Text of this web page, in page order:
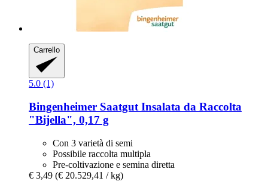
Carrello
5.0 (1)
Bingenheimer Saatgut Insalata da Raccolta
"Bijella", 0,17 g
Con 3 varietà di semi
Possibile raccolta multipla
Pre-coltivazione e semina diretta
€ 3,49 (€ 20.529,41 / kg)